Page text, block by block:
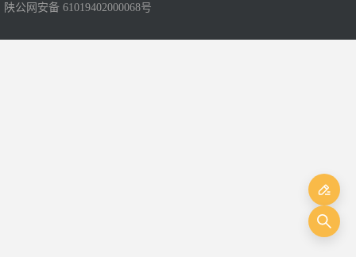
陕公网安备 61019402000068号